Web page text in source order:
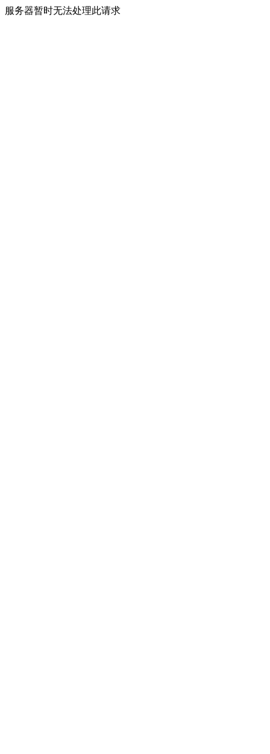
服务器暂时无法处理此请求